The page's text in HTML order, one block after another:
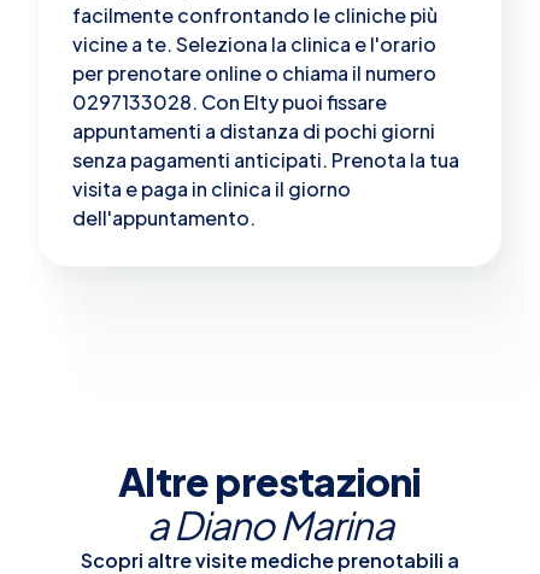
facilmente confrontando le cliniche più
vicine a te. Seleziona la clinica e l'orario
per prenotare online o chiama il numero
0297133028. Con Elty puoi fissare
appuntamenti a distanza di pochi giorni
senza pagamenti anticipati. Prenota la tua
visita e paga in clinica il giorno
dell'appuntamento.
Altre prestazioni
aDiano Marina
Scopri altre visite mediche prenotabili a